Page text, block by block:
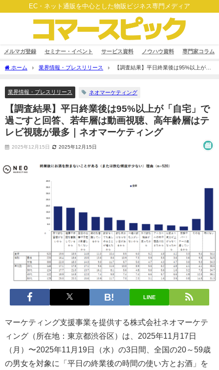
EC・ネット通販を中心とした物販ビジネス専門メディア
メルマガ登録 セミナー・イベント サービス資料 ノウハウ資料 専門家コラム
ホーム 業界情報・プレスリリース
【調査結果】平日終業後は95%以上が
業界情報・プレスリリース
ネオマーケティング
【調査結果】平日終業後は95%以上が「自宅」で
過ごすと回答、若年層は動画視聴、高年齢層はテ
レビ視聴が最多｜ネオマーケティング
2025年12月15日 2025年12月15日
LINE
マーケティング支援事業を提供する株式会社ネオマーケテ
ィング（所在地：東京都渋谷区）は、2025年11月17日
（月）〜2025年11月19日（水）の3日間、全国の20～59歳
の男女を対象に「平日の終業後の時間の使い方とお酒」を